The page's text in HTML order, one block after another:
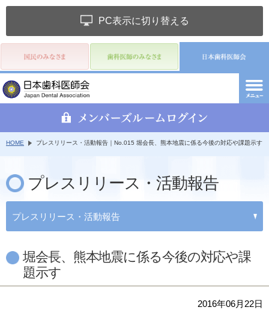
PC表示に切り替える
HOME プレスリリース・活動報告｜No.015 堀会長、熊本地震に係る今後の対応や課題示す
プレスリリース・活動報告
プレスリリース・活動報告
堀会長、熊本地震に係る今後の対応や課
題示す
2016年06月22日